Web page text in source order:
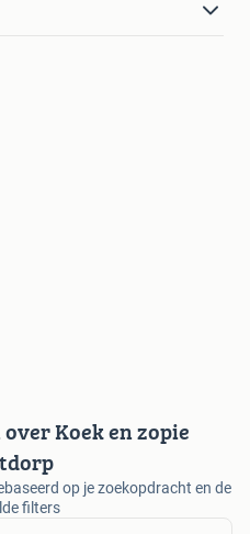
Koek en zopie
op je zoekopdracht en de
filters